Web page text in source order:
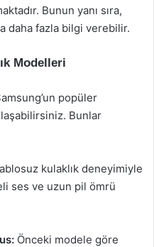
Bunun yanı sıra,
daha fazla bilgi verebilir.
Modelleri
popüler
Bunlar
kulaklık deneyimiyle
ses ve uzun pil ömrü
Önceki modele göre